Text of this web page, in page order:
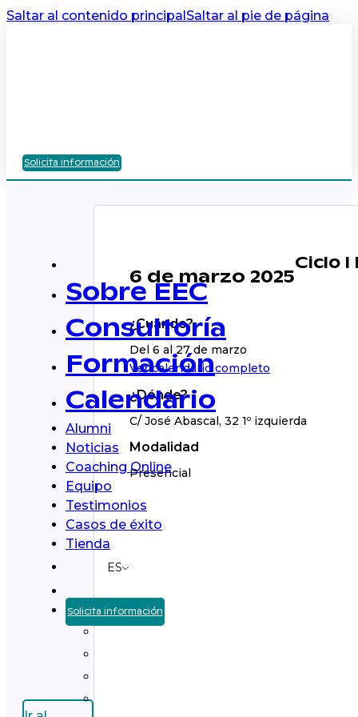
Saltar al contenido principalSaltar al pie de página
Solicita información
Sobre EEC
Consultoría
Formación
Calendario
Alumni
Noticias
Coaching Online
Equipo
Testimonios
Casos de éxito
Tienda
ES
Solicita información
6 de marzo 2025
Ciclo I
¿Cuándo?
Del 6 al 27 de marzo
Ver calendario completo
¿Dónde?
C/ José Abascal, 32 1º izquierda
Modalidad
Presencial